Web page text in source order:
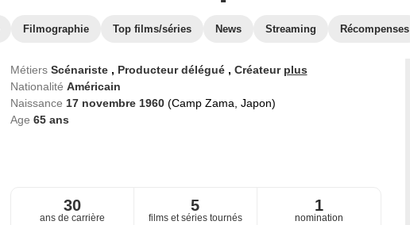
Filmographie Top films/séries News Streaming Récompenses
Métiers Scénariste , Producteur délégué , Créateur plus
Nationalité Américain
Naissance 17 novembre 1960 (Camp Zama, Japon)
Age 65ans
30
ans de carrière
5
films et séries tournés
1
nomination